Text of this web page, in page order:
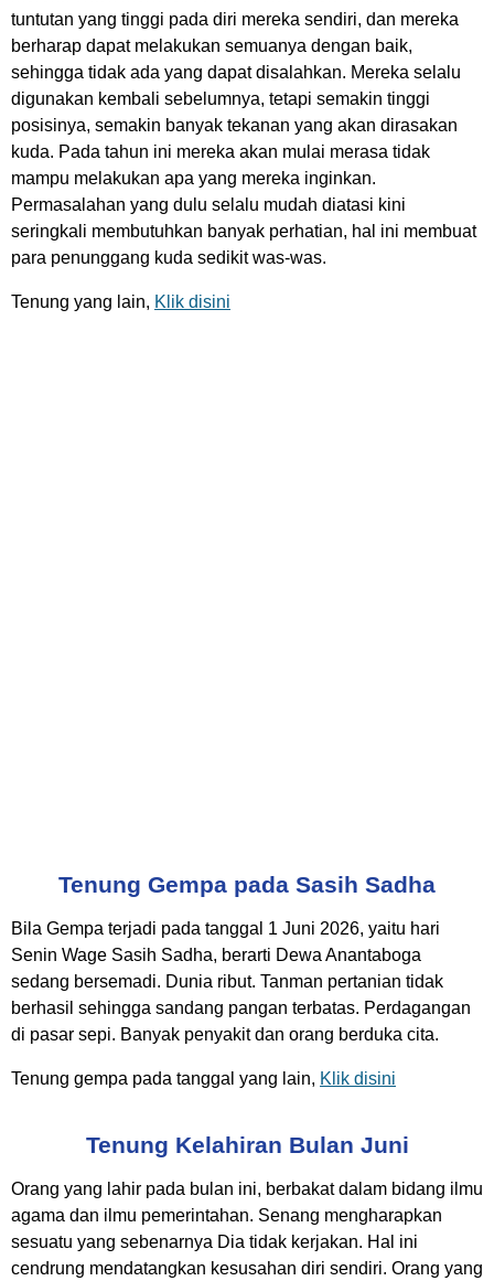
tuntutan yang tinggi pada diri mereka sendiri, dan mereka
berharap dapat melakukan semuanya dengan baik,
sehingga tidak ada yang dapat disalahkan. Mereka selalu
digunakan kembali sebelumnya, tetapi semakin tinggi
posisinya, semakin banyak tekanan yang akan dirasakan
kuda. Pada tahun ini mereka akan mulai merasa tidak
mampu melakukan apa yang mereka inginkan.
Permasalahan yang dulu selalu mudah diatasi kini
seringkali membutuhkan banyak perhatian, hal ini membuat
para penunggang kuda sedikit was-was.
Tenung yang lain, Klik disini
Tenung Gempa pada Sasih Sadha
Bila Gempa terjadi pada tanggal 1 Juni 2026, yaitu hari
Senin Wage Sasih Sadha, berarti Dewa Anantaboga
sedang bersemadi. Dunia ribut. Tanman pertanian tidak
berhasil sehingga sandang pangan terbatas. Perdagangan
di pasar sepi. Banyak penyakit dan orang berduka cita.
Tenung gempa pada tanggal yang lain, Klik disini
Tenung Kelahiran Bulan Juni
Orang yang lahir pada bulan ini, berbakat dalam bidang ilmu
agama dan ilmu pemerintahan. Senang mengharapkan
sesuatu yang sebenarnya Dia tidak kerjakan. Hal ini
cendrung mendatangkan kesusahan diri sendiri. Orang yang